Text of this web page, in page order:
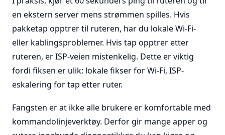
en ekstern server mens strømmen spilles. Hvis
pakketap opptrer til ruteren, har du lokale Wi-Fi-
eller kablingsproblemer. Hvis tap opptrer etter
ruteren, er ISP-veien mistenkelig. Dette er viktig
fordi fiksen er ulik: lokale fikser for Wi-Fi, ISP-
eskalering for tap etter ruter.
Fangsten er at ikke alle brukere er komfortable med
kommandolinjeverktøy. Derfor gir mange apper og